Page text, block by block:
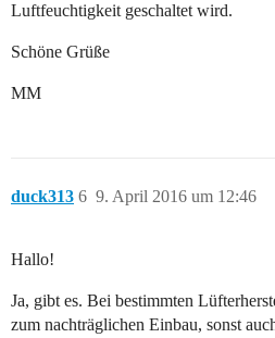
Luftfeuchtigkeit geschaltet wird.
Schöne Grüße
MM
duck313 9. April 2016 um 12:46
6
Hallo!
Ja, gibt es. Bei bestimmten
zum nachträglichen Einbau, sonst